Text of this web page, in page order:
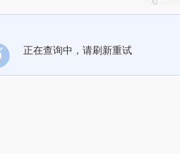
正在查询中，请刷新重试